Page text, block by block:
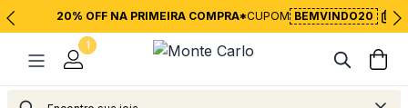
20% OFF NA PRIMEIRA COMPRA*CUPOM BEMVINDO20
1